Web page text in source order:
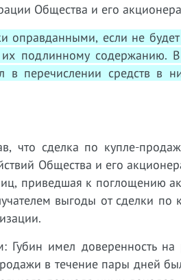
Общества и его
оправданными, если не будет
подлинному содержанию.
перечислении средств в
что сделка по купле-
Общества и его
приведшая к поглощению
выгоды от сделки по
Губин имел доверенность
в течение пары дней